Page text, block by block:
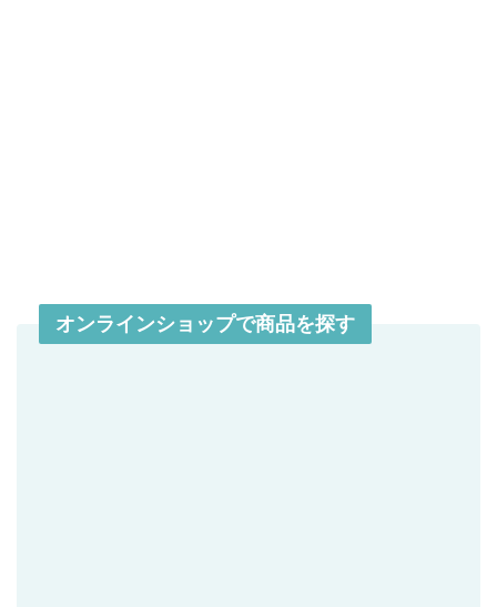
オンラインショップで商品を探す